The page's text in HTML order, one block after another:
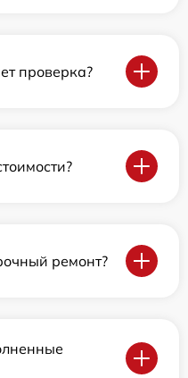
проверка?
ремонт?